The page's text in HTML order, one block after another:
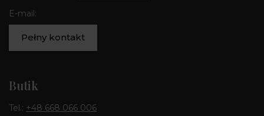
E-mail:
Pełny kontakt
Butik
Tel.: +48 668 066 006